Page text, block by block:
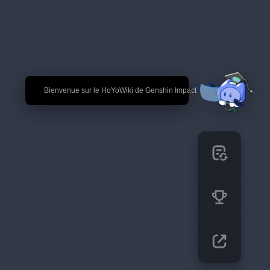
🎉 Bienvenue sur le HoYoWiki de Genshin Impact